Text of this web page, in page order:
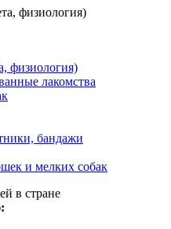
физиология)
физиология)
лакомства
бандажи
и мелких собак
в стране